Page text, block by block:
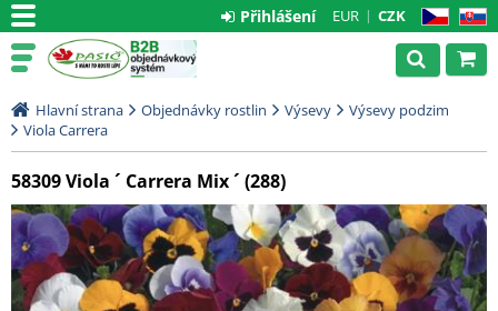
CZ SK
EUR CZK
Přihlášení
Hlavní strana Objednávky rostlin Výsevy
Výsevy podzim
Viola Carrera
58309 Viola ´ Carrera Mix ´ (288)